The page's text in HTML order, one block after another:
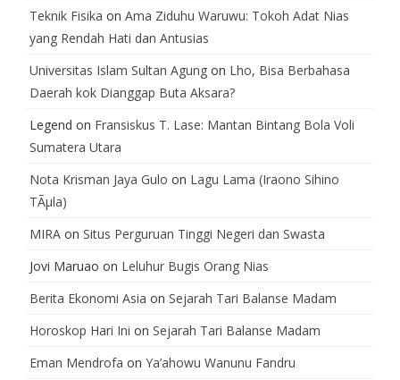
Teknik Fisika on Ama Ziduhu Waruwu: Tokoh Adat Nias
yang Rendah Hati dan Antusias
Universitas Islam Sultan Agung on Lho, Bisa Berbahasa
Daerah kok Dianggap Buta Aksara?
Legend on Fransiskus T. Lase: Mantan Bintang Bola Voli
Sumatera Utara
Nota Krisman Jaya Gulo on Lagu Lama (Iraono Sihino
TÃµla)
MIRA on Situs Perguruan Tinggi Negeri dan Swasta
Jovi Maruao on Leluhur Bugis Orang Nias
Berita Ekonomi Asia on Sejarah Tari Balanse Madam
Horoskop Hari Ini on Sejarah Tari Balanse Madam
Eman Mendrofa on Ya’ahowu Wanunu Fandru